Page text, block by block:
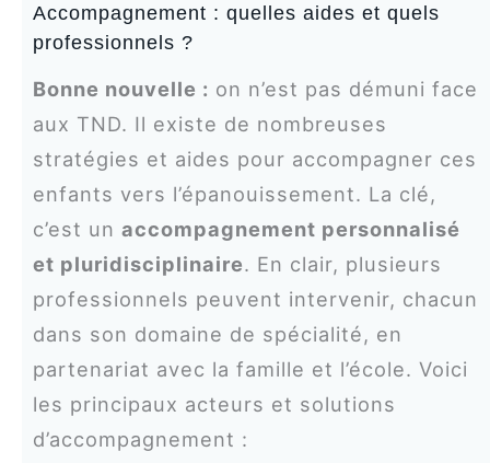
Accompagnement : quelles aides et quels
professionnels ?
Bonne nouvelle : on n’est pas démuni face
aux TND. Il existe de nombreuses
stratégies et aides pour accompagner ces
enfants vers l’épanouissement. La clé,
c’est un accompagnement personnalisé
et pluridisciplinaire. En clair, plusieurs
professionnels peuvent intervenir, chacun
dans son domaine de spécialité, en
partenariat avec la famille et l’école. Voici
les principaux acteurs et solutions
d’accompagnement :